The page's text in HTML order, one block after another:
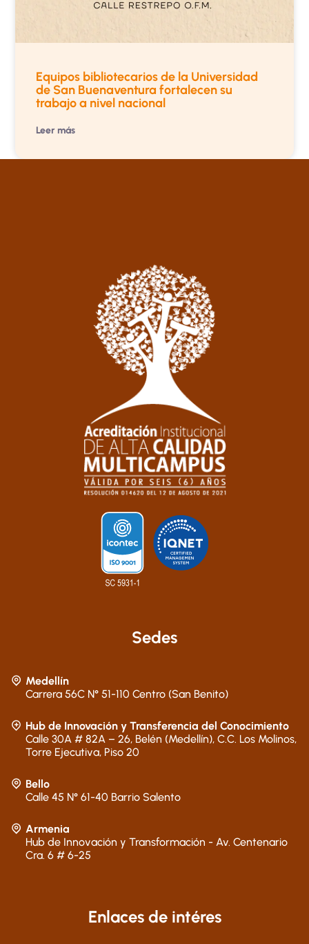
Equipos bibliotecarios de la Universidad
de San Buenaventura fortalecen su
trabajo a nivel nacional
Leer más
Sedes
Medellín
Carrera 56C N° 51-110 Centro (San Benito)
Hub de Innovación y Transferencia del Conocimiento
Calle 30A # 82A – 26, Belén (Medellín), C.C. Los Molinos,
Torre Ejecutiva, Piso 20
Bello
Calle 45 N° 61-40 Barrio Salento
Armenia
Hub de Innovación y Transformación - Av. Centenario
Cra. 6 # 6-25
Enlaces de intéres